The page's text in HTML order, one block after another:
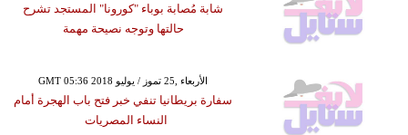
شابة مُصابة بوباء "كورونا" المستجد تشرح
حالتها وتوجه نصيحة مهمة
GMT 05:36 2018 الأربعاء ,25 تموز / يوليو
سفارة بريطانيا تنفي خبر فتح باب الهجرة أمام
النساء المصريات